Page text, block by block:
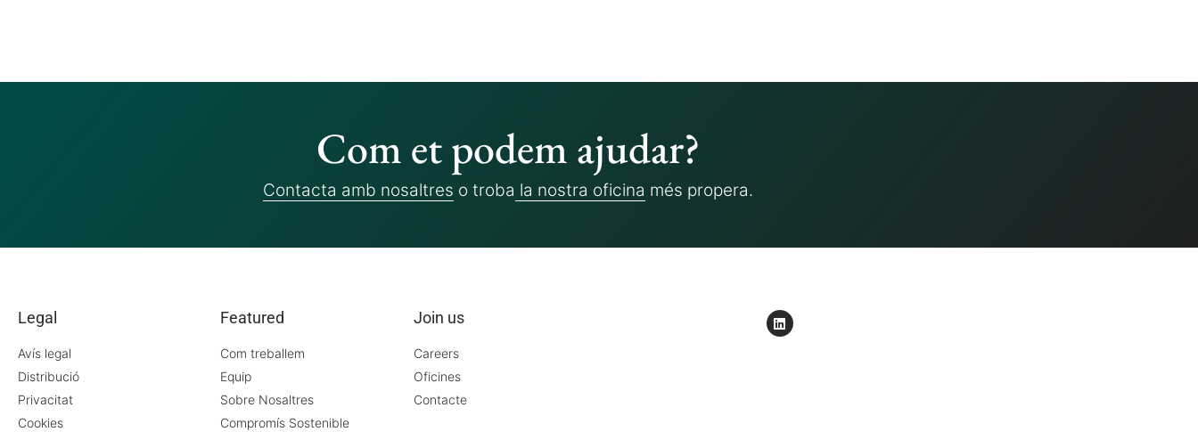
Com et podem ajudar?
Contacta amb nosaltres o troba la nostra oficina més propera.
Legal
Avís legal
Distribució
Privacitat
Cookies
Featured
Com treballem
Equip
Sobre Nosaltres
Compromís Sostenible
Join us
Careers
Oficines
Contacte